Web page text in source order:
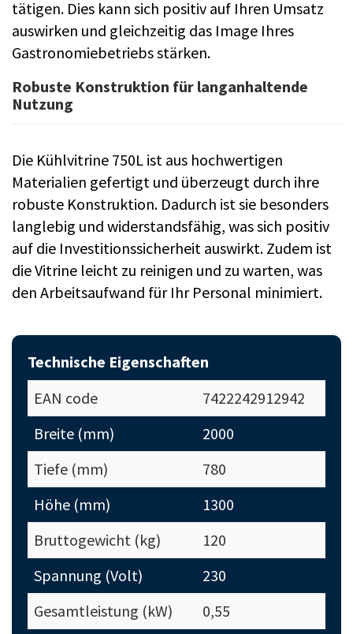
tätigen. Dies kann sich positiv auf Ihren Umsatz
auswirken und gleichzeitig das Image Ihres
Gastronomiebetriebs stärken.
Robuste Konstruktion für langanhaltende
Nutzung
Die Kühlvitrine 750L ist aus hochwertigen
Materialien gefertigt und überzeugt durch ihre
robuste Konstruktion. Dadurch ist sie besonders
langlebig und widerstandsfähig, was sich positiv
auf die Investitionssicherheit auswirkt. Zudem ist
die Vitrine leicht zu reinigen und zu warten, was
den Arbeitsaufwand für Ihr Personal minimiert.
Technische Eigenschaften
EAN code
7422242912942
Breite (mm)
2000
Tiefe (mm)
780
Höhe (mm)
1300
Bruttogewicht (kg)
120
Spannung (Volt)
230
Gesamtleistung (kW)
0,55